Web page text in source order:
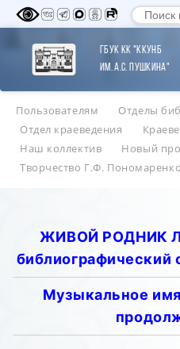
ГБУК КК "ККУНБ
им. А.С. Пушкина"
Пользователям
Отделы
Отдел краеведения
Наш коллектив
Новый
Творчество Г.Ф. Пономаренко
ЖИВОЙ РОДНИК
библиографический
Музыкальное